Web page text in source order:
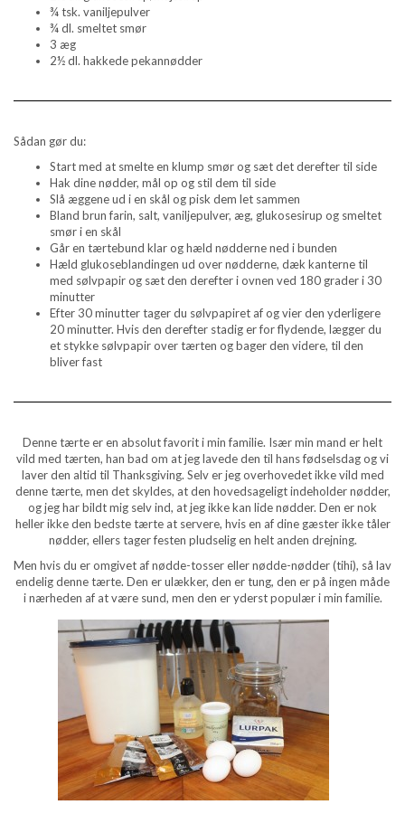
¾ tsk. vaniljepulver
¾ dl. smeltet smør
3 æg
2½ dl. hakkede pekannødder
Sådan gør du:
Start med at smelte en klump smør og sæt det derefter til side
Hak dine nødder, mål op og stil dem til side
Slå æggene ud i en skål og pisk dem let sammen
Bland brun farin, salt, vaniljepulver, æg, glukosesirup og smeltet
smør i en skål
Går en tærtebund klar og hæld nødderne ned i bunden
Hæld glukoseblandingen ud over nødderne, dæk kanterne til
med sølvpapir og sæt den derefter i ovnen ved 180 grader i 30
minutter
Efter 30 minutter tager du sølvpapiret af og vier den yderligere
20 minutter. Hvis den derefter stadig er for flydende, lægger du
et stykke sølvpapir over tærten og bager den videre, til den
bliver fast
Denne tærte er en absolut favorit i min familie. Især min mand er helt
vild med tærten, han bad om at jeg lavede den til hans fødselsdag og vi
laver den altid til Thanksgiving. Selv er jeg overhovedet ikke vild med
denne tærte, men det skyldes, at den hovedsageligt indeholder nødder,
og jeg har bildt mig selv ind, at jeg ikke kan lide nødder. Den er nok
heller ikke den bedste tærte at servere, hvis en af dine gæster ikke tåler
nødder, ellers tager festen pludselig en helt anden drejning.
Men hvis du er omgivet af nødde-tosser eller nødde-nødder (tihi), så lav
endelig denne tærte. Den er ulækker, den er tung, den er på ingen måde
i nærheden af at være sund, men den er yderst populær i min familie.